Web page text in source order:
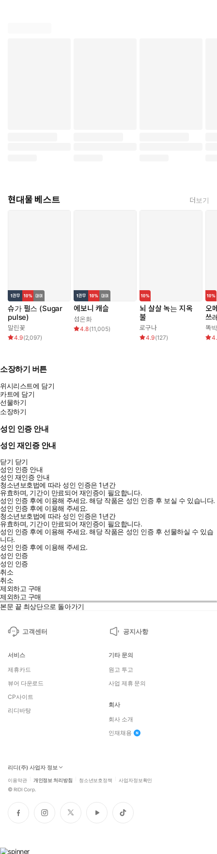
현대물 베스트 더보기
슈가 펄스 (Sugar
pulse)
말린꽃
4.9(2,097)
에보니 캐슬
섬온화
4.8(11,005)
뇌 살살 녹는 지옥
불
로구나
4.9(127)
오
쓰
똑
소장하기 버튼
위시리스트에 담기
카트에 담기
선물하기
소장하기
성인 인증 안내
성인 재인증 안내
닫기 닫기
성인 인증 안내
성인 재인증 안내
청소년보호법에 따라 성인 인증은 1년간
유효하며, 기간이 만료되어 재인증이 필요합니다.
성인 인증 후에 이용해 주세요.해당 작품은 성인 인증 후 보실 수 있습니다.
성인 인증 후에 이용해 주세요.
청소년보호법에 따라 성인 인증은 1년간
유효하며, 기간이 만료되어 재인증이 필요합니다.
성인 인증 후에 이용해 주세요.해당 작품은 성인 인증 후 선물하실 수 있습
니다.
성인 인증 후에 이용해 주세요.
성인 인증
성인 인증
취소
취소
제외하고 구매
제외하고 구매
본문 끝 최상단으로 돌아가기
고객센터 공지사항
서비스
제휴카드
뷰어 다운로드
CP사이트
리디바탕
기타 문의
원고 투고
사업 제휴 문의
회사
회사 소개
인재채용
리디(주) 사업자 정보
이용약관 개인정보 처리방침 청소년보호정책 사업자정보확인
© RIDI Corp.
페
이
인
스
트
위
유
튜
틱
톡